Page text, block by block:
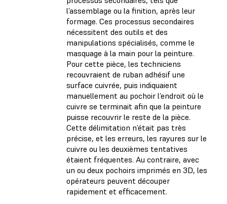
l’assemblage ou la finition, après leur
formage. Ces processus secondaires
nécessitent des outils et des
manipulations spécialisés, comme le
masquage à la main pour la peinture.
Pour cette pièce, les techniciens
recouvraient de ruban adhésif une
surface cuivrée, puis indiquaient
manuellement au pochoir l’endroit où le
cuivre se terminait afin que la peinture
puisse recouvrir le reste de la pièce.
Cette délimitation n’était pas très
précise, et les erreurs, les rayures sur le
cuivre ou les deuxièmes tentatives
étaient fréquentes. Au contraire, avec
un ou deux pochoirs imprimés en 3D, les
opérateurs peuvent découper
rapidement et efficacement.